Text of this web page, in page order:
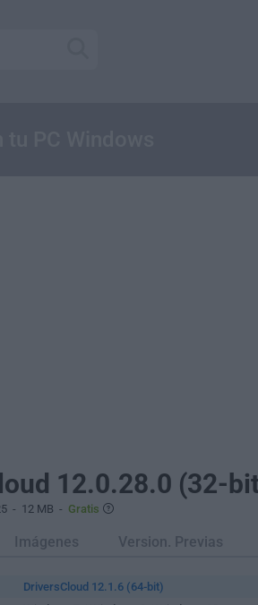
12.0.28.0 (32-
- 12 MB - Gratis
Imágenes Version. Previas
DriversCloud 12.1.6 (64-bit)